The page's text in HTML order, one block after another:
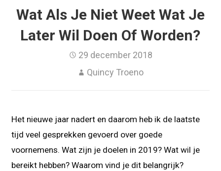
Wat Als Je Niet Weet Wat Je
Later Wil Doen Of Worden?
29 december 2018
Quincy Troeno
Het nieuwe jaar nadert en daarom heb ik de laatste
tijd veel gesprekken gevoerd over goede
voornemens. Wat zijn je doelen in 2019? Wat wil je
bereikt hebben? Waarom vind je dit belangrijk?